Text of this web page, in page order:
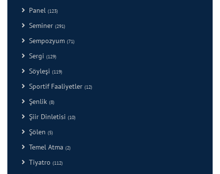
Panel (123)
Seminer (291)
Sempozyum (71)
Sergi (129)
Söyleşi (119)
Sportif Faaliyetler (12)
Şenlik (8)
Şiir Dinletisi (10)
Şölen (5)
Temel Atma (2)
Tiyatro (112)